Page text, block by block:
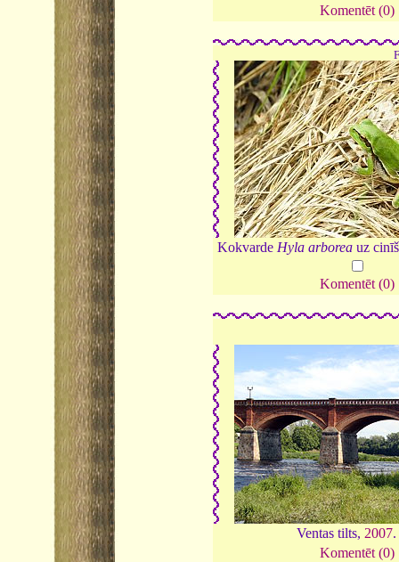
Komentēt (0)
Kokvarde Hyla arborea uz
Komentēt (0)
Ventas tilts, 2007.
Komentēt (0)